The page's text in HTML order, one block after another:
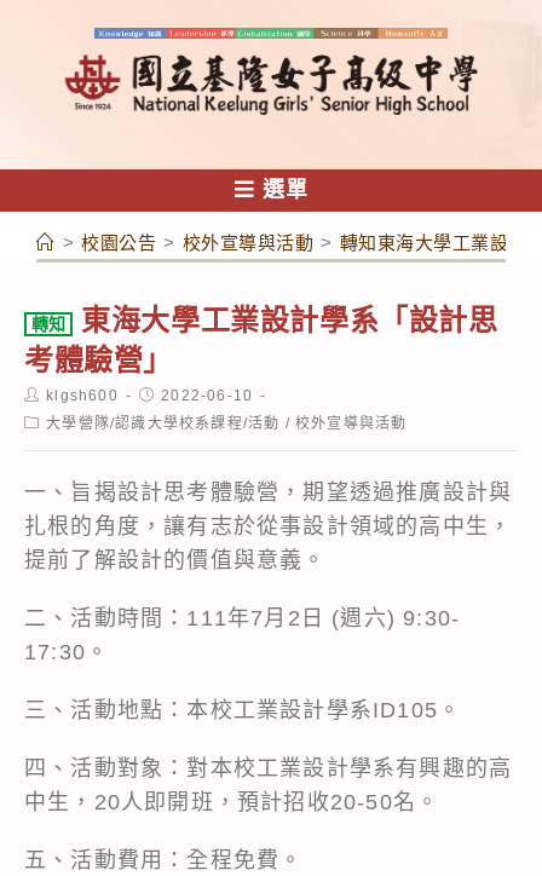
容
選單
> 校園公告 > 校外宣導與活動 > 轉知東海大學工業設計
轉知
東海大學工業設計學系「設計思
考體驗營」
Post
author:
klgsh600
Post
published:
2022-06-10
Post大學營隊/認識大學校系課程/活動 / 校外宣導與活動
一、旨揭設計思考體驗營，期望透過推廣設計與
扎根的角度，讓有志於從事設計領域的高中生，
提前了解設計的價值與意義。
二、活動時間：111年7月2日 (週六) 9:30-
17:30。
三、活動地點：本校工業設計學系ID105。
四、活動對象：對本校工業設計學系有興趣的高
中生，20人即開班，預計招收20-50名。
五、活動費用：全程免費。